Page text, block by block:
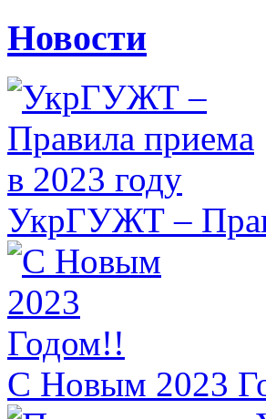
Новости
УкрГУЖТ –
С Новым 2023